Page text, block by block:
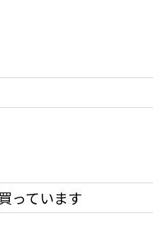
っています